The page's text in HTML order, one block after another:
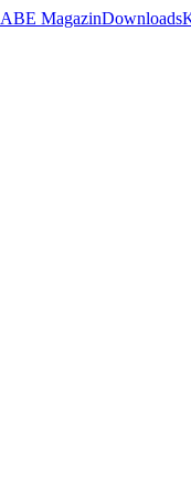
ABE MagazinDownloads